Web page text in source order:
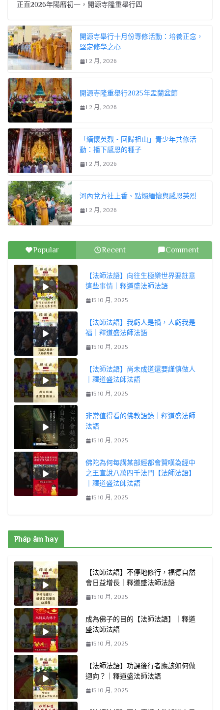
正直2026年陽曆初一，開源寺隆重舉行四
開源寺舉行十月份專修活動：培養正念，
堅定修學之心
1 2 月, 2026
開源寺隆重舉行2025年盂蘭盆節
1 2 月, 2026
「緬懷英烈・回歸祖山」青少年共修活
動：播下感恩的種子
1 2 月, 2026
河內兌方社上香、點燭緬懷與感恩英烈
1 2 月, 2026
Popular Recent Comment
【法師法語】向往生極樂世界要註意
這些事情｜釋道盛法師法語
15 10 月, 2025
【法師法語】我虧人是禍，人虧我是
福｜釋道盛法師法語
15 10 月, 2025
【法師法語】尚未成道還要謹慎做人
｜釋道盛法師法語
15 10 月, 2025
非常值得看的佛教語錄｜釋道盛法師
法語
15 10 月, 2025
佛陀為何每講某部經都會贊嘆為經中
之王宣說八萬四千法門【法師法語】
｜釋道盛法師法語
15 10 月, 2025
Pháp âm hay
【法師法語】不停地修行，福德自然
會日益增長｜釋道盛法師法語
15 10 月, 2025
成為佛子的目的【法師法語】｜釋道
盛法師法語
15 10 月, 2025
【法師法語】功課後行者應該如何做
迴向？｜釋道盛法師法語
15 10 月, 2025